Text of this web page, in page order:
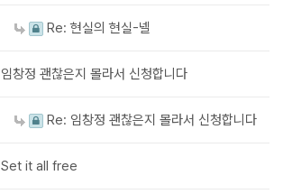
Re: 현실의 현실-넬
임창정 괜찮은지 몰라서 신청합니다
Re: 임창정 괜찮은지 몰라서 신청합니다
Set it all free